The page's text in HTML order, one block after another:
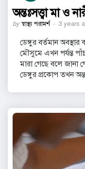
অন্তঃসত্ত্বা মা ও
Posted
by স্বাস্থ্য পরামর্শ 3 years
ডেঙ্গুর বর্তমান
মৌসুমে এখন পর্যন্ত পাঁচ
মারা গেছে বলে জানা
ডেঙ্গুর প্রকোপ তখন